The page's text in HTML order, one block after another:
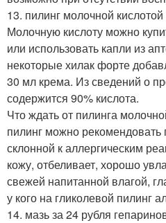
13. пилинг молочной
Молочную кислоту можно
или использовать капли из
некоторые хилак форте
30 мл крема. Из сведений о
содержится 90% кислота.
Что ждать от пилинга
пилинг можно рекомендовать
склонной к аллергическим
кожу, отбеливает, хорошо
свежей напитанной влагой,
у кого на гликолевой пилинг
14. мазь за 24 рубля